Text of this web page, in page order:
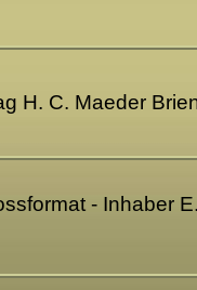
H. C. Maeder
- Inhaber